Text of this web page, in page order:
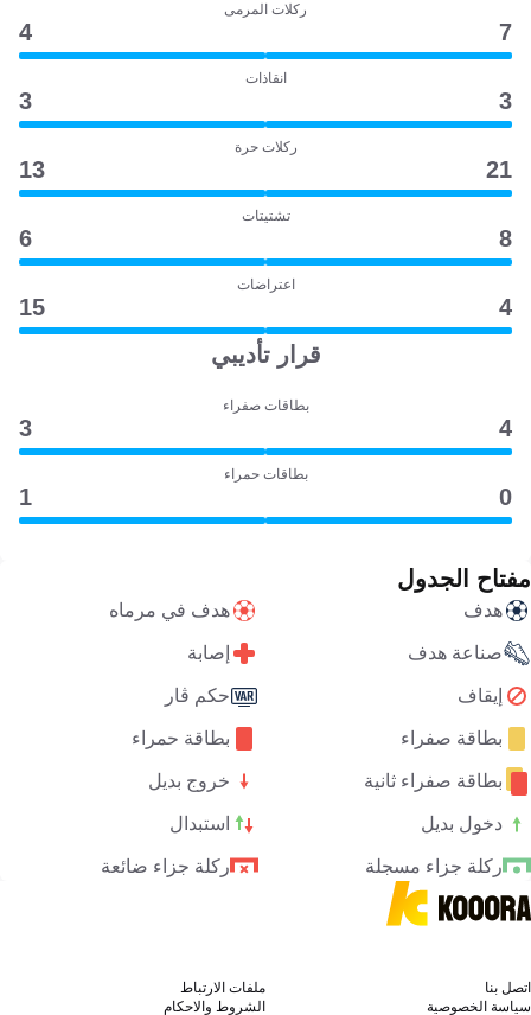
ركلات المرمى
7
4
انقاذات
3
3
ركلات حرة
21
13
تشتيتات
8
6
اعتراضات
4
15
قرار تأديبي
بطاقات صفراء
4
3
بطاقات حمراء
0
1
مفتاح الجدول
هدف هدف في مرماه
صناعة هدف إصابة
إيقاف حكم ڤار
بطاقة صفراء بطاقة حمراء
بطاقة صفراء ثانية خروج بديل
دخول بديل استبدال
ركلة جزاء مسجلة ركلة جزاء ضائعة
اتصل بنا
ملفات الارتباط
سياسة الخصوصية
الشروط والاحكام